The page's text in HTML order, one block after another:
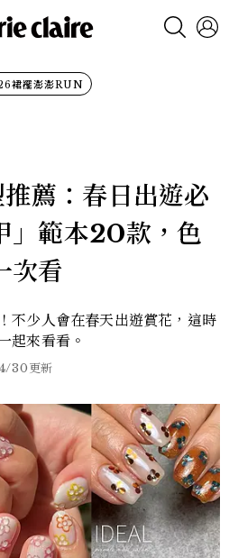
裙襬澎澎RUN
薦：春日出遊必
」範本20款，色
次看
不少人會在春天出遊賞花，這時
起來看看。
30更新